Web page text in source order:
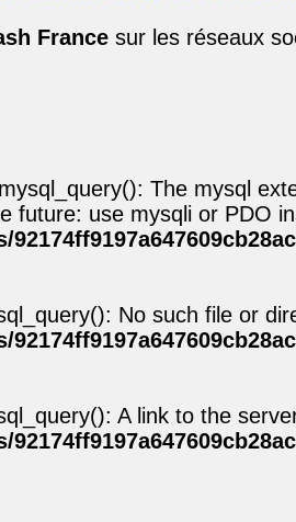
France sur les réseaux
The mysql
future: use mysqli or PDO
No such file or
A link to the